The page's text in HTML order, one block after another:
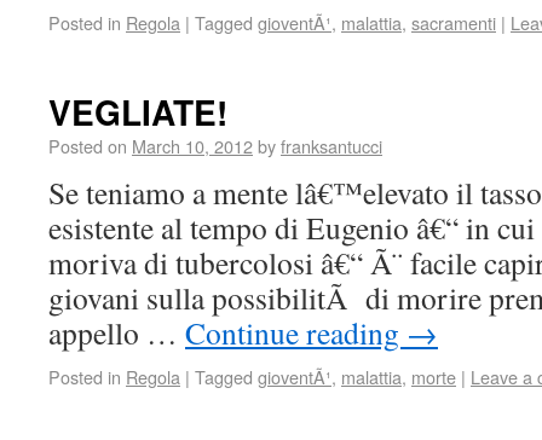
Posted in Regola | Tagged gioventÃ¹, malattia, sacramenti |
VEGLIATE!
Posted on March 10, 2012byfranksantucci
Se teniamo a mente lâ€™elevato il
esistente al tempo di Eugenio â€“ in
moriva di tubercolosi â€“ Ã¨ facile
giovani sulla possibilitÃ di morire
appello … Continue reading →
Posted in Regola | Tagged gioventÃ¹, malattia, morte | Leave a